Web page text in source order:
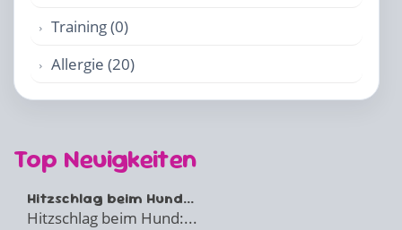
Training (0)
Allergie (20)
Top Neuigkeiten
Hitzschlag beim Hund...
Hitzschlag beim Hund:...